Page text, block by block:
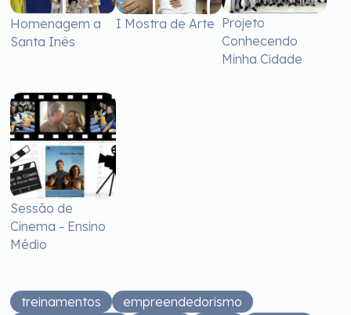
Homenagem a
Santa Inês
I Mostra de Arte Projeto
Conhecendo
Minha Cidade
Sessão de
Cinema - Ensino
Médio
treinamentos
empreendedorismo